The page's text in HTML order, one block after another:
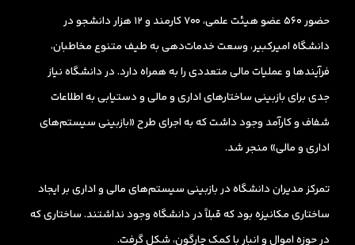
حضور ۵۶۰ عضو هیئت علمی، ۷۰۰ کارمند و ۱۲ هزار دانشجو در
دانشگاه امیرکبیر، وسعت خدمات‌دهی به طیف‌ متنوع مخاطبان،
فرآیندها و عملیات مالی متعددی را به همراه دارد. در دانشگاه نیاز
جدی برای بازبینی ساختارهای اداری و مالی و دستیابی به اطلاعات
شفاف و کارآمد وجود داشت که به اجرای طرح «بازبینی سیستم‌های
اداری و مالی» منجر شد.
تمرکز مدیران دانشگاه در بازبینی سیستم‌های مالی و اداری بر ایجاد
ساختاری مکانیزه بود که قبلاً در دانشگاه وجود نداشتند. ساختاری که
در حوزه اموال و انبار با کمک چارگون، شکل گرفت.